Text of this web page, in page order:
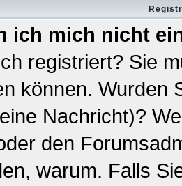
ich mich nicht
registriert? Sie
können. Wurden
Nachricht)?
den
warum. Falls